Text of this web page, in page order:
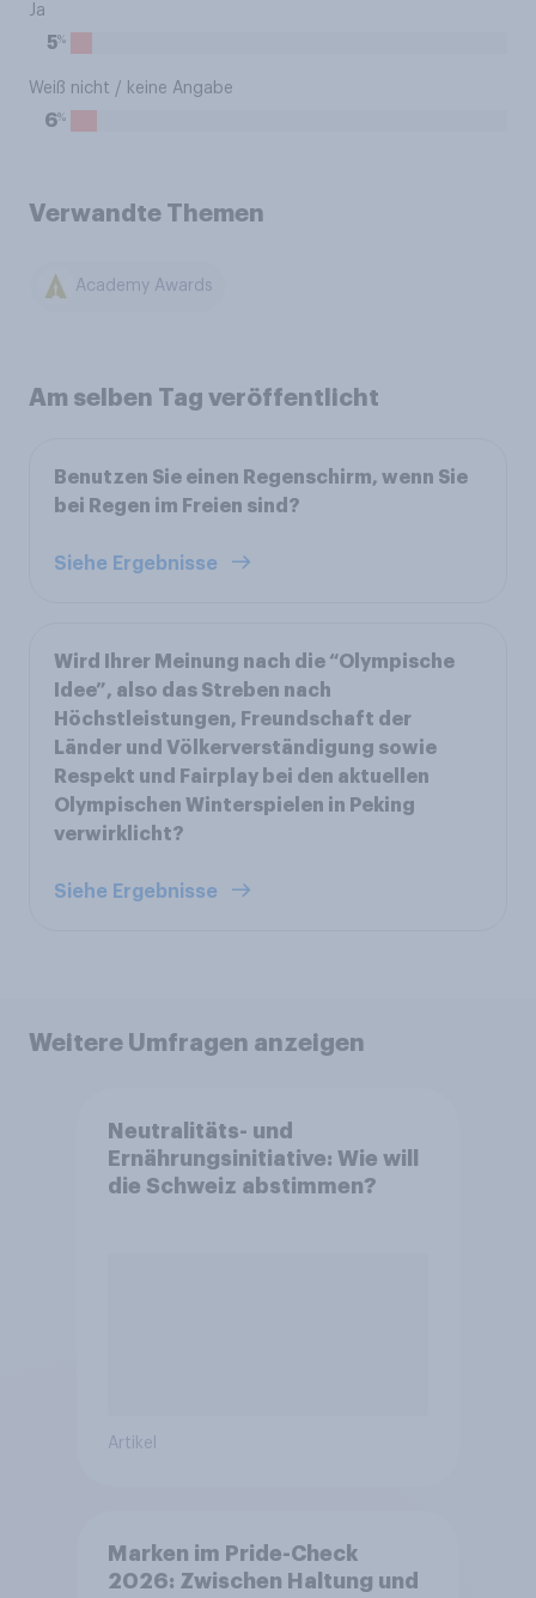
Ja
5%
Weiß nicht / keine Angabe
6%
Verwandte Themen
Academy Awards
Am selben Tag veröffentlicht
Benutzen Sie einen Regenschirm, wenn Sie
bei Regen im Freien sind?
Siehe Ergebnisse
Wird Ihrer Meinung nach die “Olympische
Idee”, also das Streben nach
Höchstleistungen, Freundschaft der
Länder und Völkerverständigung sowie
Respekt und Fairplay bei den aktuellen
Olympischen Winterspielen in Peking
verwirklicht?
Siehe Ergebnisse
Weitere Umfragen anzeigen
Neutralitäts- und
Ernährungsinitiative: Wie will
die Schweiz abstimmen?
Artikel
Marken im Pride-Check
2026: Zwischen Haltung und